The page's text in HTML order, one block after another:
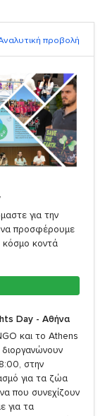
προβολή
για την
να προσφέρουμε
κοντά
Day - Αθήνα
και το Athens
διοργανώνουν
στην
για τα ζώα
που συνεχίζουν
για τα